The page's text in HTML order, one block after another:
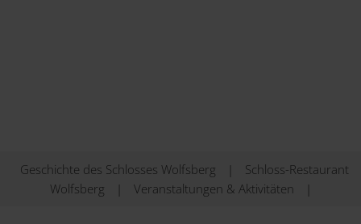
Geschichte des Schlosses Wolfsberg
Schloss-Restaurant
Wolfsberg
Veranstaltungen & Aktivitäten